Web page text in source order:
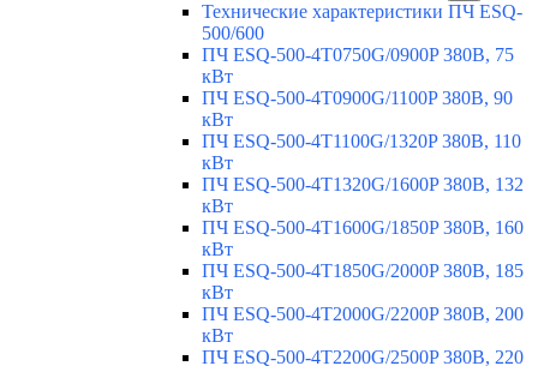
Технические характеристики ПЧ ESQ-
500/600
ПЧ ESQ-500-4T0750G/0900P 380В, 75
кВт
ПЧ ESQ-500-4T0900G/1100P 380В, 90
кВт
ПЧ ESQ-500-4T1100G/1320P 380В, 110
кВт
ПЧ ESQ-500-4T1320G/1600P 380В, 132
кВт
ПЧ ESQ-500-4T1600G/1850P 380В, 160
кВт
ПЧ ESQ-500-4T1850G/2000P 380В, 185
кВт
ПЧ ESQ-500-4T2000G/2200P 380В, 200
кВт
ПЧ ESQ-500-4T2200G/2500P 380В, 220